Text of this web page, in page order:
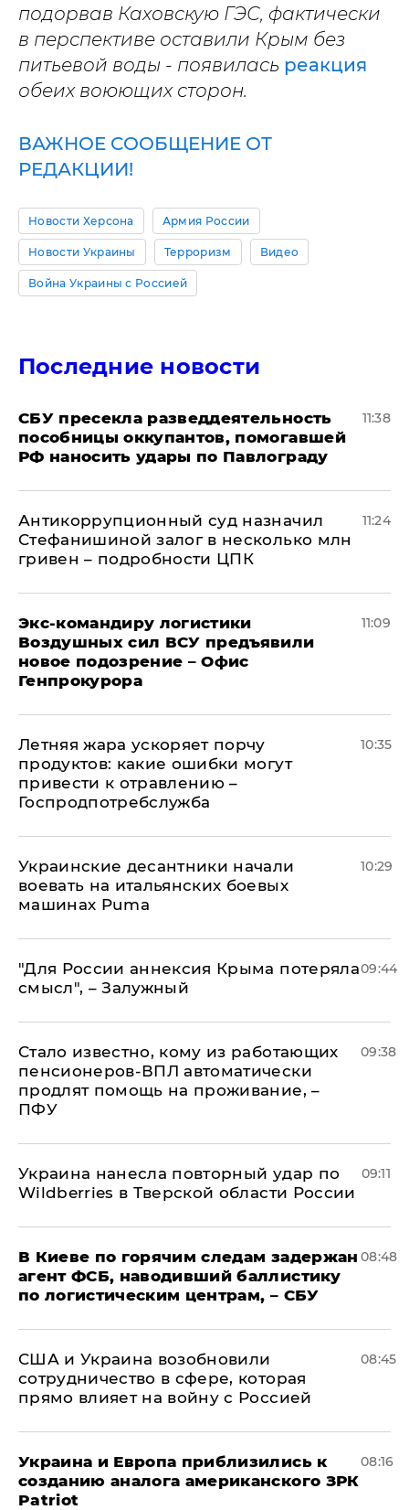
подорвав Каховскую ГЭС, фактически
в перспективе оставили Крым без
питьевой воды - появилась реакция
обеих воюющих сторон.
ВАЖНОЕ СООБЩЕНИЕ ОТ
РЕДАКЦИИ!
Новости Херсона Армия России
Новости Украины Терроризм Видео
Война Украины с Россией
Последние новости
СБУ пресекла разведдеятельность
пособницы оккупантов, помогавшей
РФ наносить удары по Павлограду
11:38
Антикоррупционный суд назначил
Стефанишиной залог в несколько млн
гривен – подробности ЦПК
11:24
Экс-командиру логистики
Воздушных сил ВСУ предъявили
новое подозрение – Офис
Генпрокурора
11:09
Летняя жара ускоряет порчу
продуктов: какие ошибки могут
привести к отравлению –
Госпродпотребслужба
10:35
Украинские десантники начали
воевать на итальянских боевых
машинах Puma
10:29
"Для России аннексия Крыма потеряла
смысл", – Залужный
09:44
Стало известно, кому из работающих
пенсионеров-ВПЛ автоматически
продлят помощь на проживание, –
ПФУ
09:38
Украина нанесла повторный удар по
Wildberries в Тверской области России
09:11
В Киеве по горячим следам задержан
агент ФСБ, наводивший баллистику
по логистическим центрам, – СБУ
08:48
США и Украина возобновили
сотрудничество в сфере, которая
прямо влияет на войну с Россией
08:45
Украина и Европа приблизились к
созданию аналога американского ЗРК
Patriot
08:16